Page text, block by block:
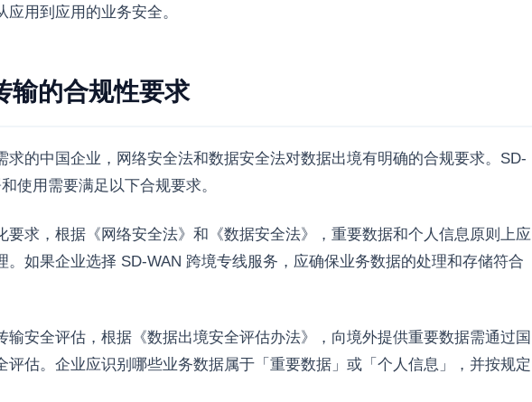
应用到应用的业务安全。
输的合规性要求
求的中国企业，网络安全法和数据安全法对数据出境有明确的合规要求。SD-
使用需要满足以下合规要求。
要求，根据《网络安全法》和《数据安全法》，重要数据和个人信息原则上应
。如果企业选择 SD-WAN 跨境专线服务，应确保业务数据的处理和存储符合
输安全评估，根据《数据出境安全评估办法》，向境外提供重要数据需通过国
评估。企业应识别哪些业务数据属于「重要数据」或「个人信息」，并按规定